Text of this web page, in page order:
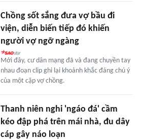
Chồng sốt sắng đưa vợ bầu đi
viện, diễn biến tiếp đó khiến
người vợ ngỡ ngàng
Mới đây, cư dân mạng đã và đang chuyền tay
nhau đoạn clip ghi lại khoảnh khắc đáng chú ý
của một cặp vợ chồng.
Thanh niên nghi 'ngáo đá' cầm
kéo đập phá trên mái nhà, đu dây
cáp gây náo loạn